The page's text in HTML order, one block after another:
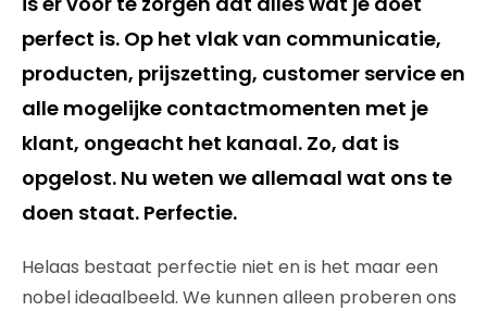
perfect is. Op het vlak van communicatie,
producten, prijszetting, customer service en
alle mogelijke contactmomenten met je
klant, ongeacht het kanaal. Zo, dat is
opgelost. Nu weten we allemaal wat ons te
doen staat. Perfectie.
Helaas bestaat perfectie niet en is het maar een
nobel ideaalbeeld. We kunnen alleen proberen ons